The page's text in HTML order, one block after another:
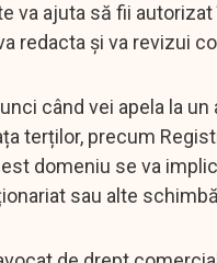
va ajuta să fii
redacta și va revizui
când vei apela la
terților, precum
domeniu se va
sau alte